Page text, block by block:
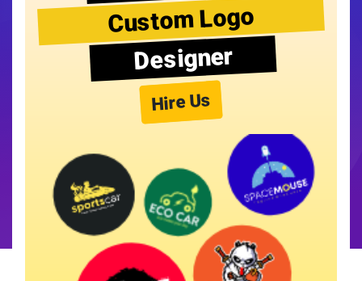
Custom Logo
Designer
Hire Us